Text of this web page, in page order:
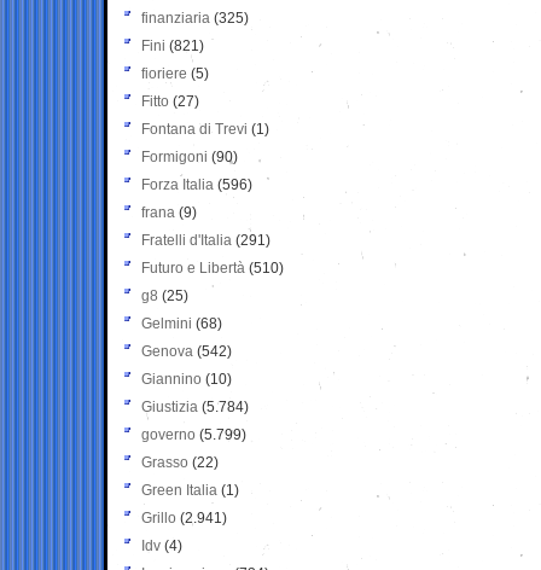
finanziaria (325)
Fini (821)
fioriere (5)
Fitto (27)
Fontana di Trevi (1)
Formigoni (90)
Forza Italia (596)
frana (9)
Fratelli d'Italia (291)
Futuro e Libertà (510)
g8 (25)
Gelmini (68)
Genova (542)
Giannino (10)
Giustizia (5.784)
governo (5.799)
Grasso (22)
Green Italia (1)
Grillo (2.941)
Idv (4)